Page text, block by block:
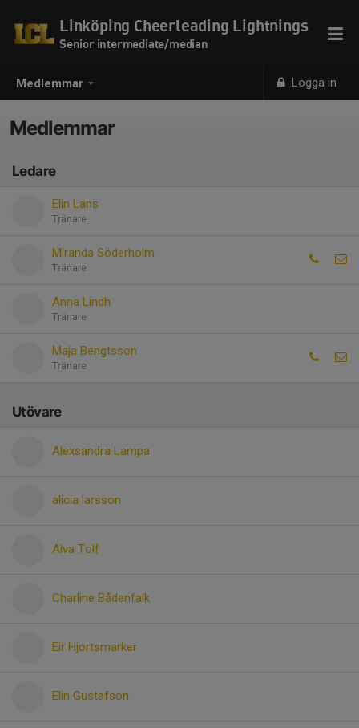
Medlemmar Logga in
Linköping Cheerleading Lightnings
Senior intermediate/median
Medlemmar
Ledare
Elin Lans
Tränare
Miranda Söderholm
Tränare
Anna Lindh
Tränare
Maja Bengtsson
Tränare
Utövare
Alexsandra Lampa
alicia larsson
Alva Tolf
Charline Bådenfalk
Eir Hjortsmarker
Elin Gustafson